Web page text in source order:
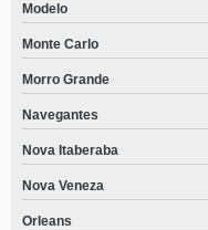
Modelo
Monte Carlo
Morro Grande
Navegantes
Nova Itaberaba
Nova Veneza
Orleans